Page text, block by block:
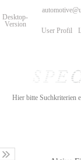
Desktop-
Version
User Profil